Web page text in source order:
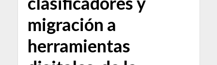
migración a
herramientas